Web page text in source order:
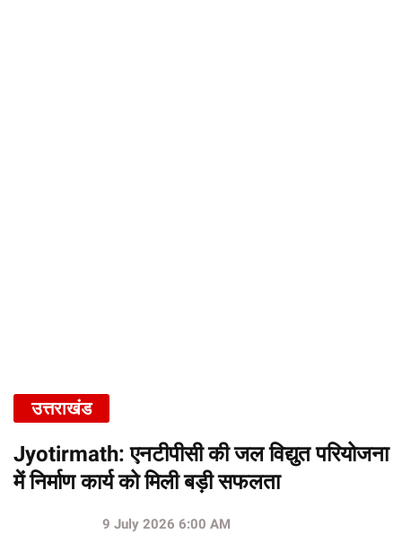
उत्तराखंड
Jyotirmath: एनटीपीसी की जल विद्युत परियोजना
में निर्माण कार्य को मिली बड़ी सफलता
9 July 2026 6:00 AM